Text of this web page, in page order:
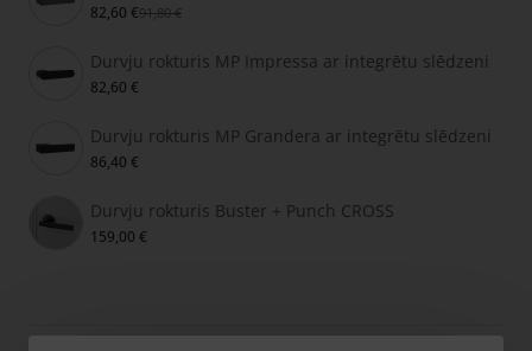
82,60 €91,80 €
Durvju rokturis MP Impressa ar integrētu slēdzeni
82,60 €
Durvju rokturis MP Grandera ar integrētu slēdzeni
86,40 €
Durvju rokturis Buster + Punch CROSS
159,00 €